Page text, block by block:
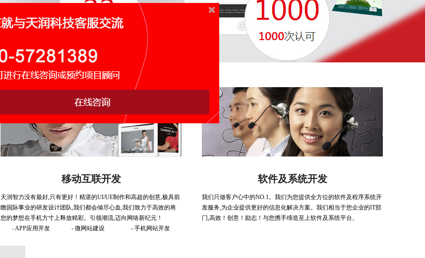
移动互联开发
天润智力没有最好,只有更好！精湛的UI/UE制作和高超的创意,极具前
瞻国际事业的研发设计团队,我们都会倾尽心血,我们致力于高效的将
您的梦想在手机方寸上释放精彩。引领潮流,迈向网络新纪元！
- APP应用开发
- 微网站建设 - 手机网站开发
软件及系统开发
我们只做客户心中的NO.1。我们为您提供全方位的软件及程序系统开
发服务,为企业提供更好的信息化解决方案。我们相当于您企业的IT部
门,高效！创意！励志！与您携手缔造至上软件及系统平台。